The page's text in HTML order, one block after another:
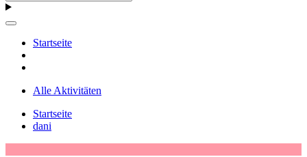
Startseite
Alle Aktivitäten
Startseite
dani